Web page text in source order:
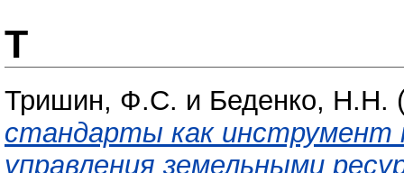
Т
Тришин, Ф.С. и Беденко, Н.Н.
стандарты как инструмент
управления земельными